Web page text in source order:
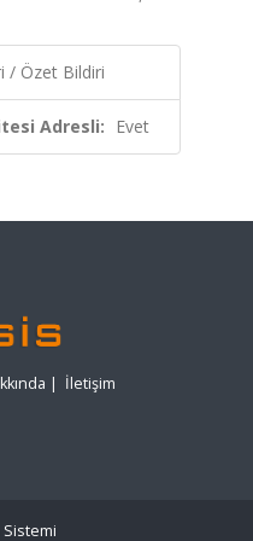
/ Özet Bildiri
Adresli: Evet
| İletişim